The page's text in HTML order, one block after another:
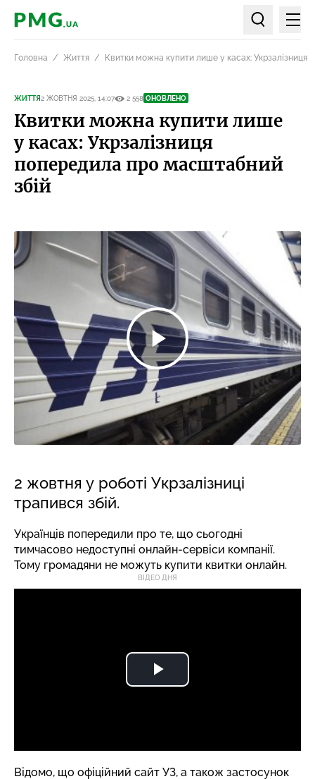
PMG.ua
Пошук по
Головна Життя Квитки можна купити лише у касах: Укрзалізниця
ЖИТТЯ2 ЖОВТНЯ 2025, 14:07 2 558 ОНОВЛЕНО
Квитки можна купити лише
у касах: Укрзалізниця
попередила про масштабний
збій
2 жовтня у роботі Укрзалізниці
трапився збій.
Українців попередили про те, що сьогодні
тимчасово недоступні онлайн-сервіси компанії.
Тому громадяни не можуть купити квитки онлайн.
ВІДЕО ДНЯ
Відомо, що офіційний сайт УЗ, а також застосунок